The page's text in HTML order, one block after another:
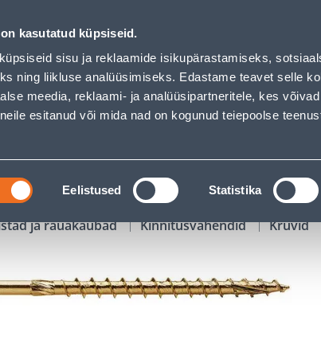
kasutatud küpsiseid.
sisu ja reklaamide isikupärastamiseks,
ning liikluse analüüsimiseks. Edastame teavet selle
meedia, reklaami- ja analüüsipartneritele, kes
esitanud või mida nad on kogunud teiepoolse
Eelistused Statistika
ZN 5TK - Bauhof has loaded
Klienditeenindus Teenused Karjäärileht
OTSI
KATALOOGID
ja rauakaubad Kinnitusvahendid Kruvid